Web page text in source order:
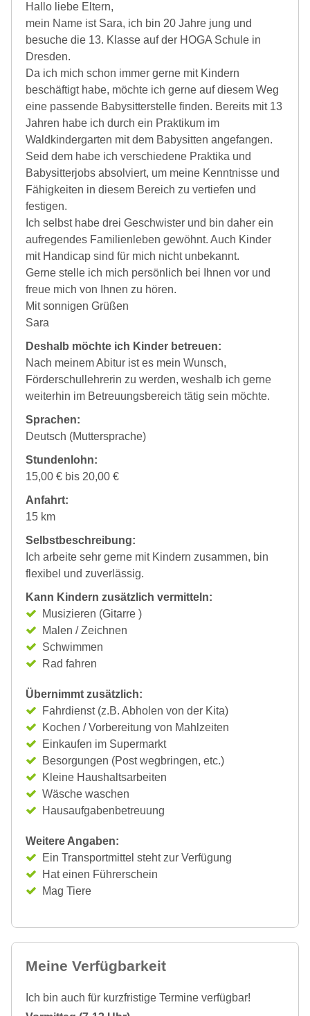
Hallo liebe Eltern,
mein Name ist Sara, ich bin 20 Jahre jung und
besuche die 13. Klasse auf der HOGA Schule in
Dresden.
Da ich mich schon immer gerne mit Kindern
beschäftigt habe, möchte ich gerne auf diesem Weg
eine passende Babysitterstelle finden. Bereits mit 13
Jahren habe ich durch ein Praktikum im
Waldkindergarten mit dem Babysitten angefangen.
Seid dem habe ich verschiedene Praktika und
Babysitterjobs absolviert, um meine Kenntnisse und
Fähigkeiten in diesem Bereich zu vertiefen und
festigen.
Ich selbst habe drei Geschwister und bin daher ein
aufregendes Familienleben gewöhnt. Auch Kinder
mit Handicap sind für mich nicht unbekannt.
Gerne stelle ich mich persönlich bei Ihnen vor und
freue mich von Ihnen zu hören.
Mit sonnigen Grüßen
Sara
Deshalb möchte ich Kinder betreuen:
Nach meinem Abitur ist es mein Wunsch,
Förderschullehrerin zu werden, weshalb ich gerne
weiterhin im Betreuungsbereich tätig sein möchte.
Sprachen:
Deutsch (Muttersprache)
Stundenlohn:
15,00 € bis 20,00 €
Anfahrt:
15 km
Selbstbeschreibung:
Ich arbeite sehr gerne mit Kindern zusammen, bin
flexibel und zuverlässig.
Kann Kindern zusätzlich vermitteln:
Musizieren (Gitarre )
Malen / Zeichnen
Schwimmen
Rad fahren
Übernimmt zusätzlich:
Fahrdienst (z.B. Abholen von der Kita)
Kochen / Vorbereitung von Mahlzeiten
Einkaufen im Supermarkt
Besorgungen (Post wegbringen, etc.)
Kleine Haushaltsarbeiten
Wäsche waschen
Hausaufgabenbetreuung
Weitere Angaben:
Ein Transportmittel steht zur Verfügung
Hat einen Führerschein
Mag Tiere
Meine Verfügbarkeit
Ich bin auch für kurzfristige Termine verfügbar!